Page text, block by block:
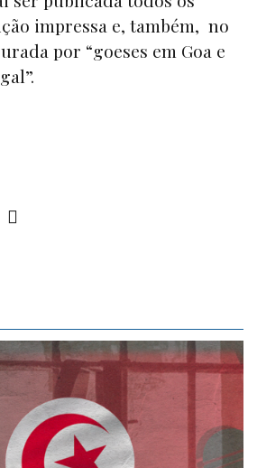
impressa e, também, no
por “goeses em Goa e